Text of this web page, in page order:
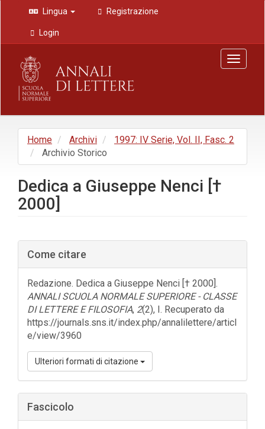
Navigazione
principale
Contenuto
principale
Barra
laterale
Lingua Registrazione
Login
Toggle
Home Archivi
1997: IV Serie, Vol. II, Fasc. 2
Archivio Storico
Dedica a Giuseppe Nenci [†
2000]
Barra
laterale
dell'articolo
Come citare
Redazione. Dedica a Giuseppe Nenci [† 2000].
ANNALI SCUOLA NORMALE SUPERIORE - CLASSE
DI LETTERE E FILOSOFIA, 2(2), I. Recuperato da
https://journals.sns.it/index.php/annalilettere/articl
e/view/3960
Ulteriori formati di citazione
Fascicolo